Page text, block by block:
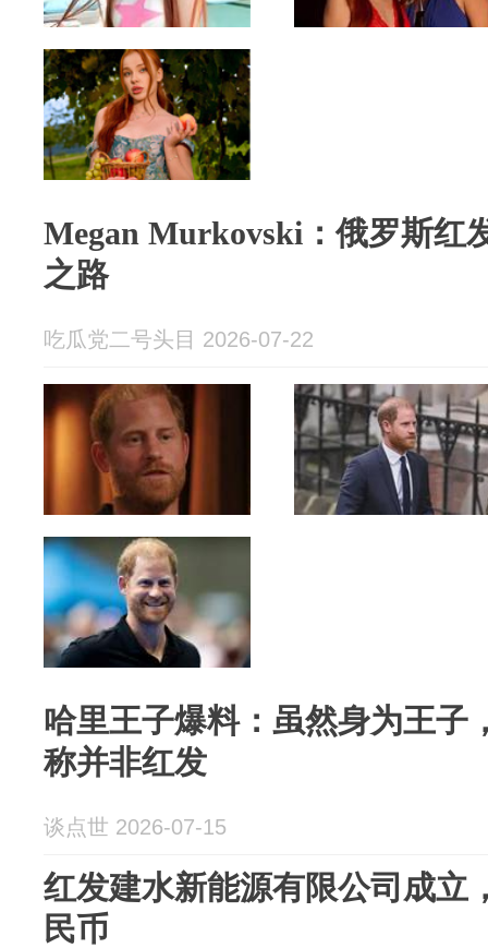
Megan Murkovski：俄罗斯红
之路
吃瓜党二号头目 2026-07-22
哈里王子爆料：虽然身为王子
称并非红发
谈点世 2026-07-15
红发建水新能源有限公司成立
民币